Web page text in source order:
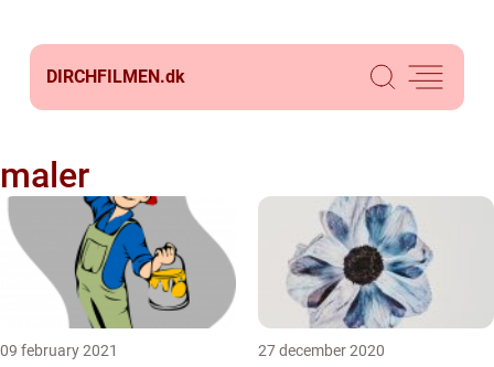
DIRCHFILMEN.dk
maler
09 february 2021 27 december 2020